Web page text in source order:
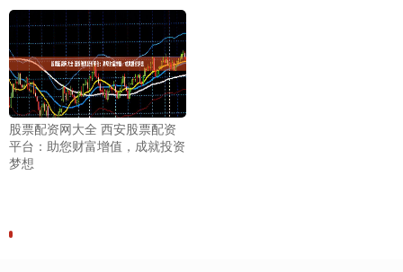
股票配资网大全 西安股票配资
平台：助您财富增值，成就投资
梦想